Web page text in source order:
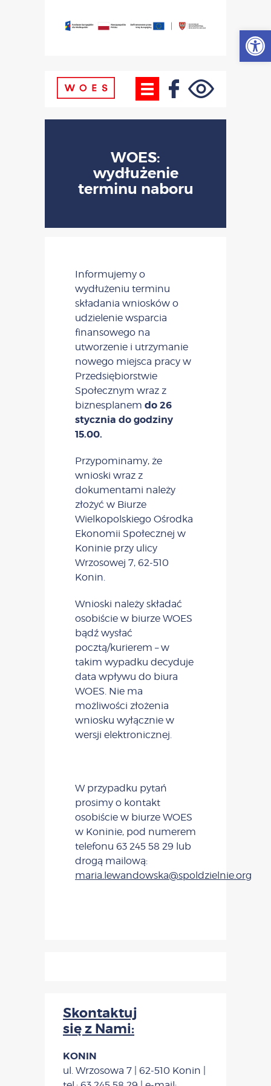
WOES:
wydłużenie
terminu naboru
Informujemy o
wydłużeniu terminu
składania wniosków o
udzielenie wsparcia
finansowego na
utworzenie i utrzymanie
nowego miejsca pracy w
Przedsiębiorstwie
Społecznym wraz z
biznesplanem do 26
stycznia do godziny
15.00.
Przypominamy, że
wnioski wraz z
dokumentami należy
złożyć w Biurze
Wielkopolskiego Ośrodka
Ekonomii Społecznej w
Koninie przy ulicy
Wrzosowej 7, 62-510
Konin.
Wnioski należy składać
osobiście w biurze WOES
bądź wysłać
pocztą/kurierem – w
takim wypadku decyduje
data wpływu do biura
WOES. Nie ma
możliwości złożenia
wniosku wyłącznie w
wersji elektronicznej.
W przypadku pytań
prosimy o kontakt
osobiście w biurze WOES
w Koninie, pod numerem
telefonu 63 245 58 29 lub
drogą mailową:
maria.lewandowska@spoldzielnie.org
Skontaktuj
się z Nami:
KONIN
ul. Wrzosowa 7 | 62-510 Konin |